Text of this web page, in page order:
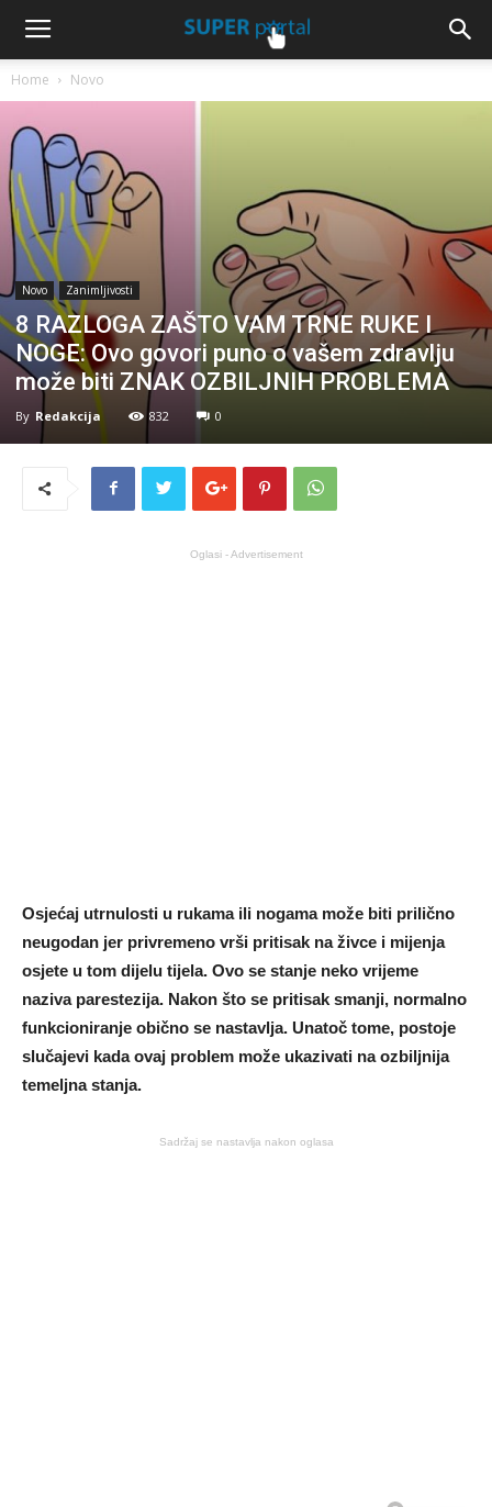
Home Novo
Novo Zanimljivosti
8 RAZLOGA ZAŠTO VAM TRNE RUKE I
NOGE: Ovo govori puno o vašem zdravlju
može biti ZNAK OZBILJNIH PROBLEMA
By Redakcija 832 0
Oglasi - Advertisement
Osjećaj utrnulosti u rukama ili nogama može biti prilično
neugodan jer privremeno vrši pritisak na živce i mijenja
osjete u tom dijelu tijela. Ovo se stanje neko vrijeme
naziva parestezija. Nakon što se pritisak smanji, normalno
funkcioniranje obično se nastavlja. Unatoč tome, postoje
slučajevi kada ovaj problem može ukazivati ​​na ozbiljnija
temeljna stanja.
Sadržaj se nastavlja nakon oglasa